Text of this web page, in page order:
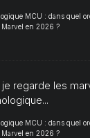
MCU : dans quel
en 2026 ?
je regarde les
MCU : dans quel
en 2026 ?